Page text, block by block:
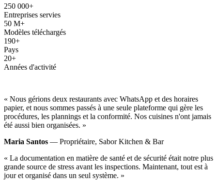
250 000+
Entreprises servies
50 M+
Modèles téléchargés
190+
Pays
20+
Années d'activité
« Nous gérions deux restaurants avec WhatsApp et des horaires
papier, et nous sommes passés à une seule plateforme qui gère les
procédures, les plannings et la conformité. Nos cuisines n'ont jamais
été aussi bien organisées. »
Maria Santos — Propriétaire, Sabor Kitchen & Bar
« La documentation en matière de santé et de sécurité était notre plus
grande source de stress avant les inspections. Maintenant, tout est à
jour et organisé dans un seul système. »